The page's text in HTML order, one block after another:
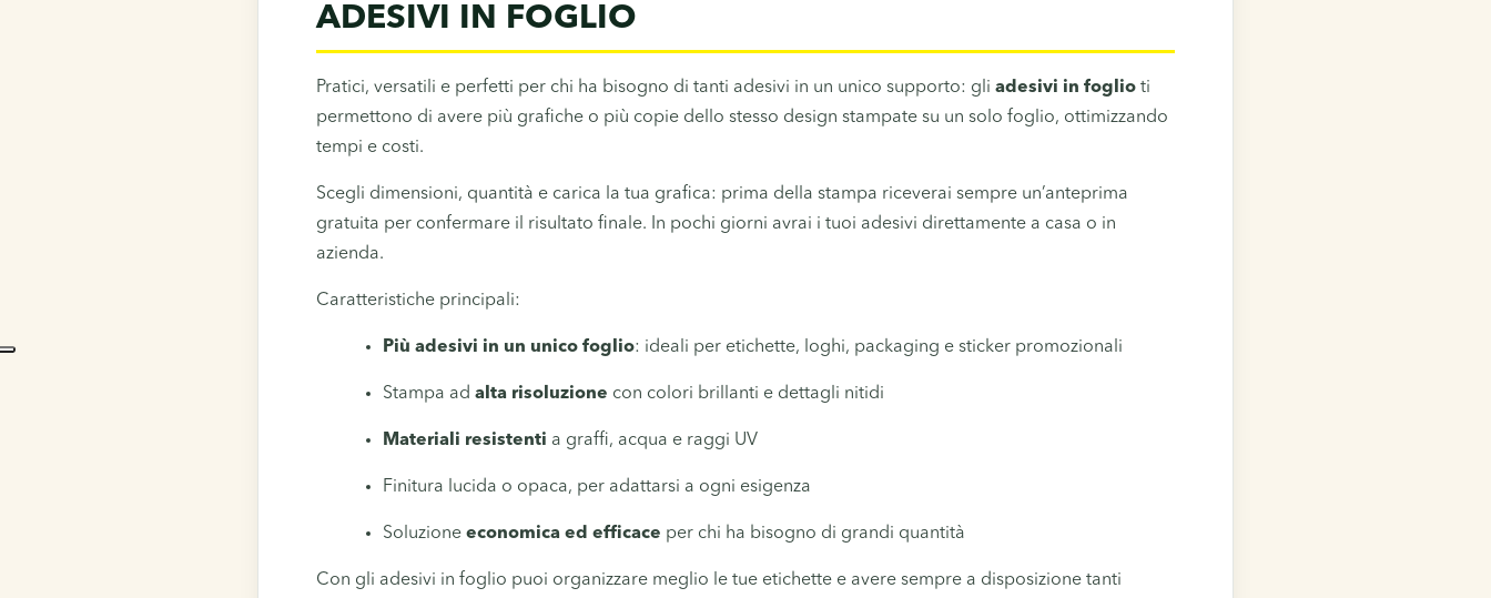
ADESIVI IN FOGLIO
Pratici, versatili e perfetti per chi ha bisogno di tanti adesivi in un unico supporto: gli adesivi in foglio ti
permettono di avere più grafiche o più copie dello stesso design stampate su un solo foglio, ottimizzando
tempi e costi.
Scegli dimensioni, quantità e carica la tua grafica: prima della stampa riceverai sempre un’anteprima
gratuita per confermare il risultato finale. In pochi giorni avrai i tuoi adesivi direttamente a casa o in
azienda.
Caratteristiche principali:
Più adesivi in un unico foglio: ideali per etichette, loghi, packaging e sticker promozionali
Stampa ad alta risoluzione con colori brillanti e dettagli nitidi
Materiali resistenti a graffi, acqua e raggi UV
Finitura lucida o opaca, per adattarsi a ogni esigenza
Soluzione economica ed efficace per chi ha bisogno di grandi quantità
Con gli adesivi in foglio puoi organizzare meglio le tue etichette e avere sempre a disposizione tanti